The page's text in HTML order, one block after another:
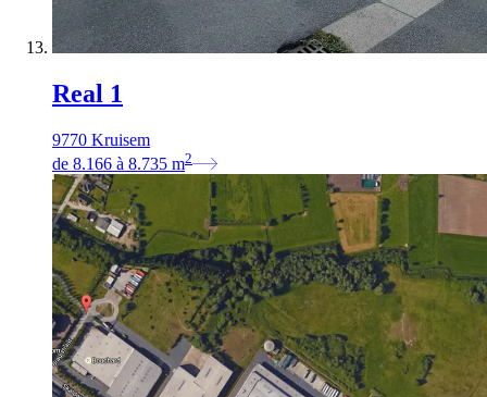
Real 1
9770 Kruisem
de 8.166 à 8.735 m2